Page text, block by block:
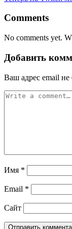
Comments
No comments yet.
Добавить
Ваш адрес email не
Имя *
Email *
Сайт